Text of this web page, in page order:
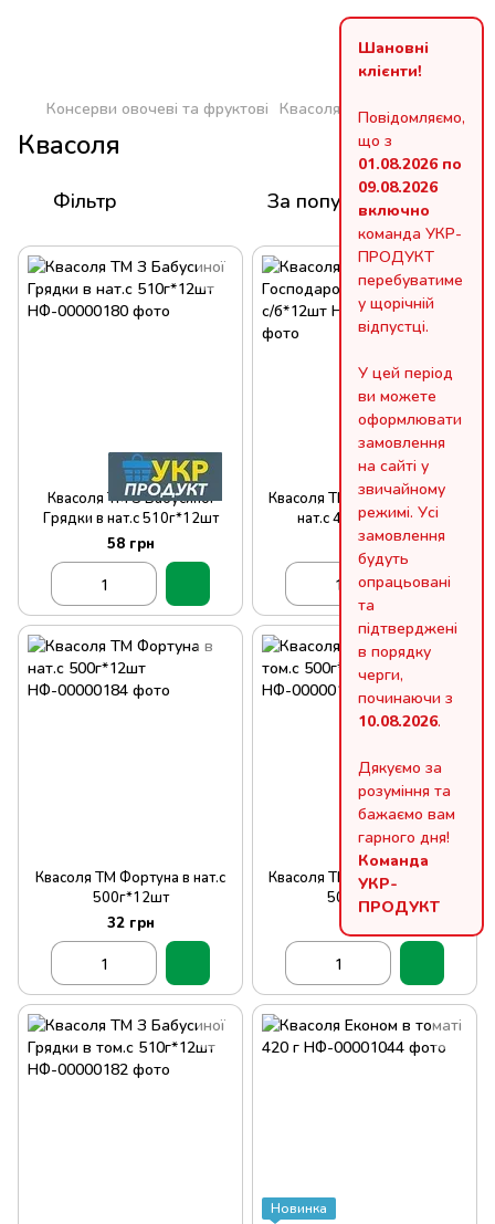
Шановні
клієнти!
Повідомляємо,
що з
01.08.2026 по
09.08.2026
включно
команда УКР-
ПРОДУКТ
перебуватиме
у щорічній
відпустці.
У цей період
ви можете
оформлювати
замовлення
на сайті у
звичайному
режимі. Усі
замовлення
будуть
опрацьовані
та
підтверджені
в порядку
черги,
починаючи з
10.08.2026.
Дякуємо за
розуміння та
бажаємо вам
гарного дня!
Команда
УКР-
ПРОДУКТ
Консерви овочеві та фруктові Квасоля
Квасоля
Фільтр За популярністю
Квасоля ТМ З Бабусиної
Грядки в нат.с 510г*12шт
58 грн
Квасоля ТМ Господарочка в
нат.с 450г с/б*12шт
48 грн
Квасоля ТМ Фортуна в нат.с
500г*12шт
32 грн
Квасоля ТМ Фортуна в том.с
500г*12шт
32 грн
Новинка